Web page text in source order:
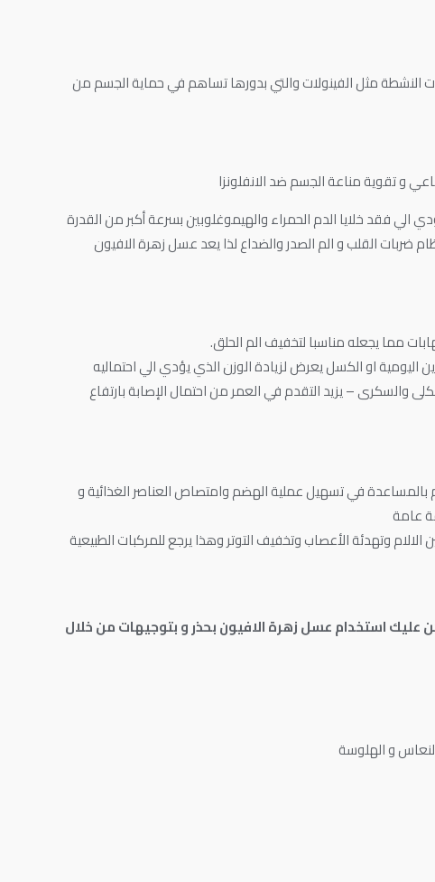
مثل الفينولات والتي بدورها تساهم في حماية الجسم من
و تقوية مناعة الجسم ضد الانفلونزا
فقد خلايا الدم الحمراء والهيموغلوبين بسرعة أكبر من القدرة
ضربات القلب و الم الصدر والضداع لذا يعد عسل زهرة الافيون
مما يجعله مناسبا لتخفيف الم الحلق.
او الكسل يعرض لزيادة الوزن الذي يؤدي الي احتماليه
والسكرى – يزيد التقدم في العمر من احتمال الإصابة بارتفاع
بالمساعدة في تسهيل عملية الهضم وامتصاص العناصر الغذائية و
عامة
وتهدئة الأعصاب وتخفيف التوتر وهذا يرجع للمركبات الطبيعية
عليك استخدام عسل زهرة الافيون بحذر و بتوجيهات من خلال
و الهلوسة